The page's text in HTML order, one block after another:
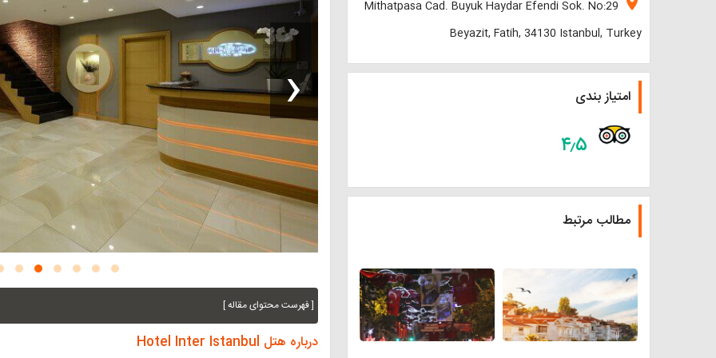
‹
[ فهرست محتوای مقاله ]
درباره هتل Hotel Inter Istanbul
Mithatpasa Cad. Buyuk Haydar Efendi Sok. No:29
Beyazit, Fatih, 34130 Istanbul, Turkey
امتیاز بندی
۴٫۵
مطالب مرتبط